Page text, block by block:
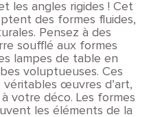
les angles rigides ! Cet
des formes fluides,
Pensez à des
soufflé aux formes
lampes de table en
voluptueuses. Ces
œuvres d’art,
votre déco. Les formes
les éléments de la